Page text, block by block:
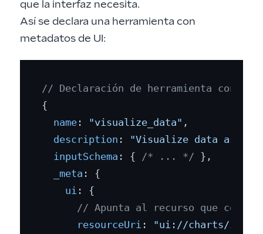
que la interfaz necesita.
Así se declara una herramienta con
metadatos de UI:
// Declaración de herramienta con
{
name : "visualize_data" ,
description : "Visualize data as
inputSchema : { /* ... */ },
_meta : {
ui : {
// Apunta al recurso que
resourceUri : "ui://charts/